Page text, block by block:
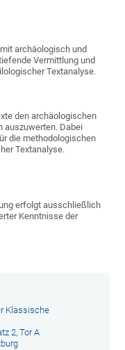
archäologisch und
Vermittlung und
Textanalyse.
den archäologischen
auszuwerten. Dabei
die methodologischen
Textanalyse.
erfolgt ausschließlich
Kenntnisse der
Klassische
2, Tor A